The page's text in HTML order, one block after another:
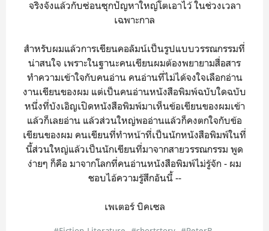
จริงจังแล้วกับซ่อนซุกปัญหาใหญ่โตเอาไว้ ในช่วงเวลา
เฉพาะกาล
สำหรับผมแล้วการเขียนคอลัมน์เป็นรูปแบบวรรณกรรมที่
น่าสนใจ เพราะในฐานะคนเขียนผมต้องพยายามสื่อสาร
ทำความเข้าใจกับคนอ่าน คนอ่านที่ไม่ได้จงใจเลือกอ่าน
งานเขียนของผม แต่เป็นคนอ่านหนังสือพิมพ์ฉบับใดฉบับ
หนึ่งที่บังเอิญเปิดหนังสือพิมพ์มาเห็นข้อเขียนของผมเข้า
แล้วก็เลยอ่าน แล้วส่วนใหญ่พออ่านแล้วก็คงตกใจกับข้อ
เขียนของผม คนเขียนที่ทำหน้าที่เป็นนักหนังสือพิมพ์ในที่
นี้ส่วนใหญ่แล้วเป็นนักเขียนที่มาจากสายวรรณกรรม พูด
ง่ายๆ ก็คือ มาจากโลกที่คนอ่านหนังสือพิมพ์ไม่รู้จัก - ผม
ชอบไอ้ความรู้สึกอันนี้ --
เพเตอร์ บิคเซล